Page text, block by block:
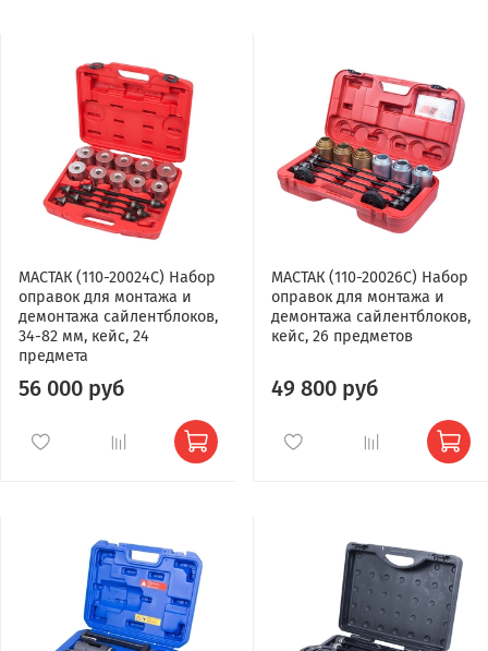
МАСТАК (110-20024C) Набор
оправок для монтажа и
демонтажа сайлентблоков,
34-82 мм, кейс, 24
предмета
56 000 руб
МАСТАК (110-20026C) Набор
оправок для монтажа и
демонтажа сайлентблоков,
кейс, 26 предметов
49 800 руб